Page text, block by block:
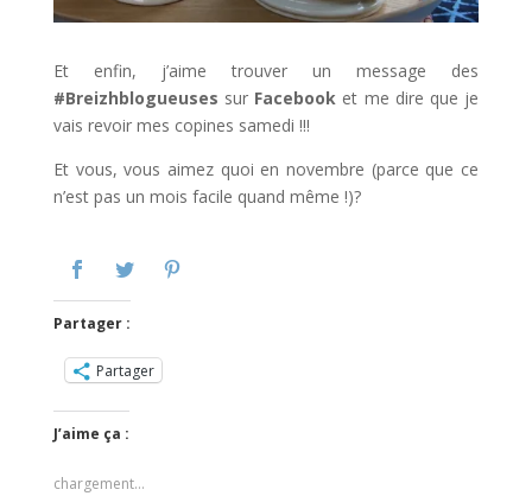
Et enfin, j’aime trouver un message des
#Breizhblogueuses sur Facebook et me dire que je
vais revoir mes copines samedi !!!
Et vous, vous aimez quoi en novembre (parce que ce
n’est pas un mois facile quand même !)?
Partager :
Partager
J’aime ça :
chargement…